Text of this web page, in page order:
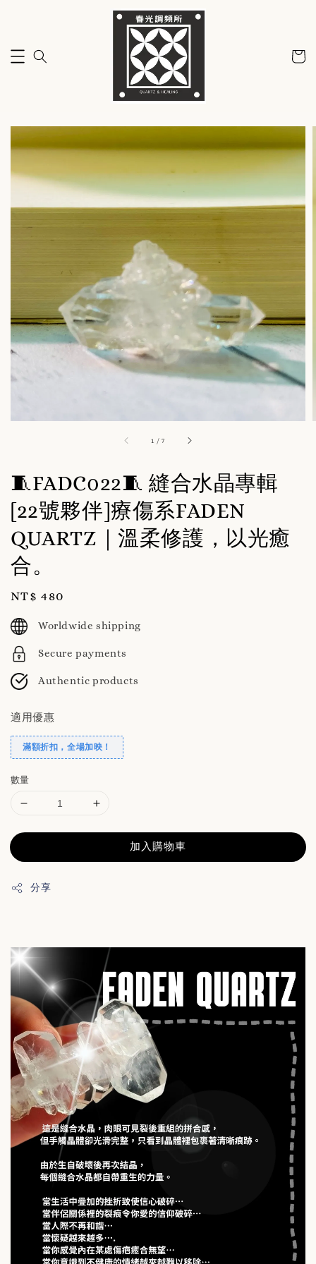
1 /7
🧵FADC022🧵 縫合水晶專輯
[22號夥伴]療傷系FADEN
QUARTZ｜溫柔修護，以光癒
合。
Regular
price
NT$ 480
Worldwide shipping
Secure payments
Authentic products
適用優惠
滿額折扣，全場加映！
數量
加入購物車
分享